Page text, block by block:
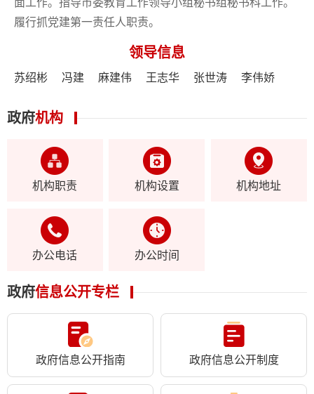
履行抓党建第一责任人职责。
领导信息
苏绍彬 冯建 麻建伟 王志华 张世涛 李伟娇
政府机构
机构职责 机构设置 机构地址
办公电话 办公时间
政府信息公开专栏
政府信息公开指南 政府信息公开制度